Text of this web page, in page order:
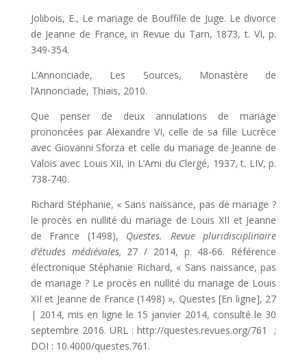
Jolibois, E., Le mariage de Bouffile de Juge. Le divorce
de Jeanne de France, in Revue du Tarn, 1873, t. VI, p.
349-354.
L’Annonciade, Les Sources, Monastère de
l’Annonciade, Thiais, 2010.
Que penser de deux annulations de mariage
prononcées par Alexandre VI, celle de sa fille Lucrèce
avec Giovanni Sforza et celle du mariage de Jeanne de
Valois avec Louis XII, in L’Ami du Clergé, 1937, t. LIV, p.
738-740.
Richard Stéphanie, « Sans naissance, pas de mariage ?
le procès en nullité du mariage de Louis XII et Jeanne
de France (1498), Questes. Revue pluridisciplinaire
d’études médiévales, 27 / 2014, p. 48-66. Référence
électronique Stéphanie Richard, « Sans naissance, pas
de mariage ? Le procès en nullité du mariage de Louis
XII et Jeanne de France (1498) », Questes [En ligne], 27
| 2014, mis en ligne le 15 janvier 2014, consulté le 30
septembre 2016. URL : http://questes.revues.org/761 ;
DOI : 10.4000/questes.761.